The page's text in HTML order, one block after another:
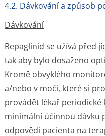
4.2. Dávkování a způsob
Dávkování
Repaglinid se užívá před
tak aby bylo dosaženo
Kromě obvyklého
a/nebo v moči, které si
provádět lékař
minimální účinnou dávku
odpovědi pacienta na